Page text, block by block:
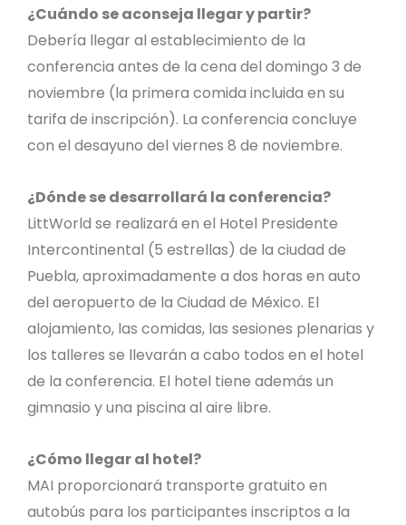
¿Cuándo se aconseja llegar y partir?
Debería llegar al establecimiento de la
conferencia antes de la cena del domingo 3 de
noviembre (la primera comida incluida en su
tarifa de inscripción). La conferencia concluye
con el desayuno del viernes 8 de noviembre.
¿Dónde se desarrollará la conferencia?
LittWorld se realizará en el Hotel Presidente
Intercontinental (5 estrellas) de la ciudad de
Puebla, aproximadamente a dos horas en auto
del aeropuerto de la Ciudad de México. El
alojamiento, las comidas, las sesiones plenarias y
los talleres se llevarán a cabo todos en el hotel
de la conferencia. El hotel tiene además un
gimnasio y una piscina al aire libre.
¿Cómo llegar al hotel?
MAI proporcionará transporte gratuito en
autobús para los participantes inscriptos a la